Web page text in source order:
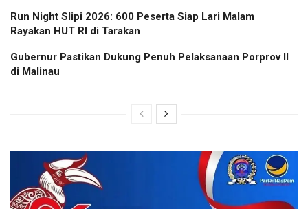
Run Night Slipi 2026: 600 Peserta Siap Lari Malam
Rayakan HUT RI di Tarakan
Gubernur Pastikan Dukung Penuh Pelaksanaan Porprov II
di Malinau